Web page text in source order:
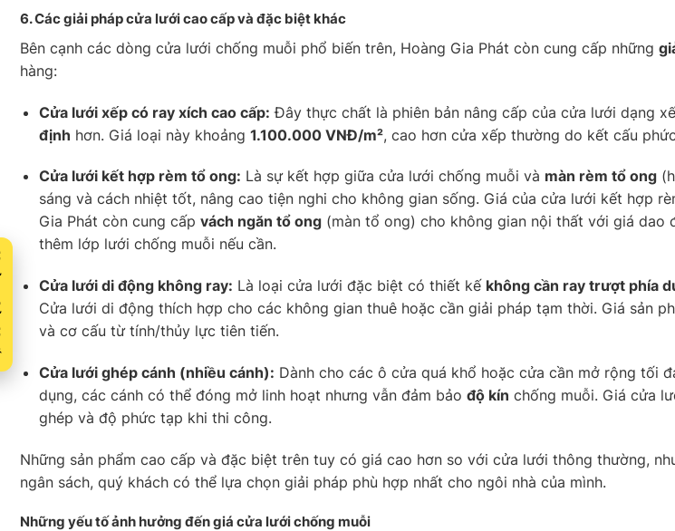
6.Các giải pháp cửa lưới cao cấp và đặc biệt khác
Bên cạnh các dòng cửa lưới chống muỗi phổ biến trên, Hoàng Gia Phát còn cung cấp những
hàng:
Cửa lưới xếp có ray xích cao cấp: Đây thực chất là phiên bản nâng cấp của cửa lưới dạng
định hơn. Giá loại này khoảng 1.100.000 VNĐ/m², cao hơn cửa xếp thường do kết cấu
Cửa lưới kết hợp rèm tổ ong: Là sự kết hợp giữa cửa lưới chống muỗi và màn rèm tổ ong
sáng và cách nhiệt tốt, nâng cao tiện nghi cho không gian sống. Giá của cửa lưới kết hợp
Gia Phát còn cung cấp vách ngăn tổ ong(màn tổ ong) cho không gian nội thất với giá dao
thêm lớp lưới chống muỗi nếu cần.
Cửa lưới di động không ray: Là loại cửa lưới đặc biệt có thiết kế không cần ray trượt phía
Cửa lưới di động thích hợp cho các không gian thuê hoặc cần giải pháp tạm thời. Giá sản
và cơ cấu từ tính/thủy lực tiên tiến.
Cửa lưới ghép cánh (nhiều cánh): Dành cho các ô cửa quá khổ hoặc cửa cần mở rộng tối
dụng, các cánh có thể đóng mở linh hoạt nhưng vẫn đảm bảo độ kín chống muỗi. Giá cửa
ghép và độ phức tạp khi thi công.
Những sản phẩm cao cấp và đặc biệt trên tuy có giá cao hơn so với cửa lưới thông thường,
ngân sách, quý khách có thể lựa chọn giải pháp phù hợp nhất cho ngôi nhà của mình.
Những yếu tố ảnh hưởng đến giá cửa lưới chống muỗi